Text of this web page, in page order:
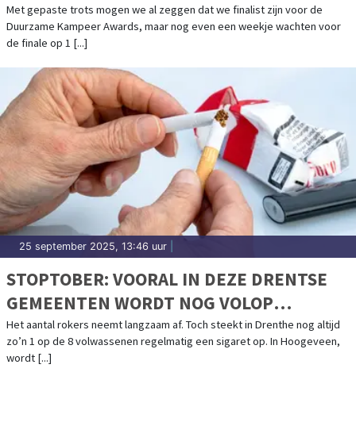
Met gepaste trots mogen we al zeggen dat we finalist zijn voor de
Duurzame Kampeer Awards, maar nog even een weekje wachten voor
de finale op 1 [...]
25 september 2025, 13:46 uur
STOPTOBER: VOORAL IN DEZE DRENTSE
GEMEENTEN WORDT NOG VOLOP
GEROOKT
Het aantal rokers neemt langzaam af. Toch steekt in Drenthe nog altijd
zo’n 1 op de 8 volwassenen regelmatig een sigaret op. In Hoogeveen,
wordt [...]